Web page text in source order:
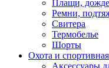
Плащи,
Ремни,
Свитера
Термобелье
Шорты
Охота и спортивная
Аксессуары